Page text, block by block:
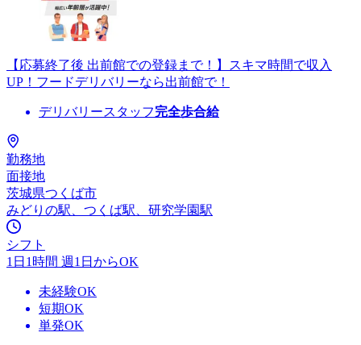
【応募終了後 出前館での登録まで！】スキマ時間で収入
UP！フードデリバリーなら出前館で！
デリバリースタッフ完全歩合給
勤務地
面接地
茨城県つくば市
みどりの駅、つくば駅、研究学園駅
シフト
1日1時間 週1日からOK
未経験OK
短期OK
単発OK